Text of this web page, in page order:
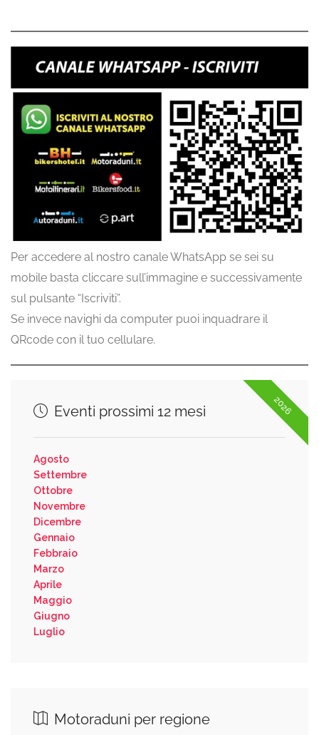
Per accedere al nostro canale WhatsApp se sei su
mobile basta cliccare sull’immagine e successivamente
sul pulsante “Iscriviti”.
Se invece navighi da computer puoi inquadrare il
QRcode con il tuo cellulare.
2026
Eventi prossimi 12 mesi
Agosto
Settembre
Ottobre
Novembre
Dicembre
Gennaio
Febbraio
Marzo
Aprile
Maggio
Giugno
Luglio
Motoraduni per regione